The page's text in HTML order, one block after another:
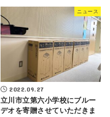
ニュース
2022.09.27
立川市立第六小学校にブルー
デオを寄贈させていただきま